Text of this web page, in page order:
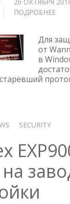
ПОДРОБНЕЕ
С
И
Для
от
в
SECURITY